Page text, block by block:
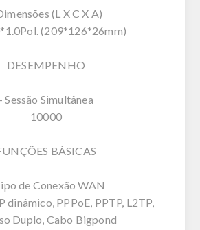
(L X C X A)
(209*126*26mm)
DESEMPENHO
- Sessão Simultânea
10000
BÁSICAS
de Conexão WAN
dinâmico, PPPoE, PPTP, L2TP,
Duplo, Cabo Bigpond